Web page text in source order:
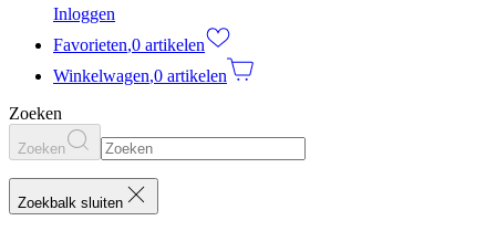
Inloggen
Favorieten,0 artikelen
Winkelwagen,0 artikelen
Zoeken
Zoeken
Zoekbalk sluiten